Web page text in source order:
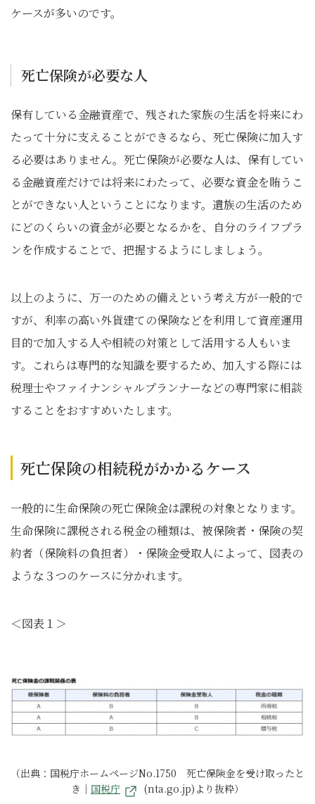
ケースが多いのです。
死亡保険が必要な人
保有している金融資産で、残された家族の生活を将来にわ
たって十分に支えることができるなら、死亡保険に加入す
る必要はありません。死亡保険が必要な人は、保有してい
る金融資産だけでは将来にわたって、必要な資金を賄うこ
とができない人ということになります。遺族の生活のため
にどのくらいの資金が必要となるかを、自分のライフプラ
ンを作成することで、把握するようにしましょう。
以上のように、万一のための備えという考え方が一般的で
すが、利率の高い外貨建ての保険などを利用して資産運用
目的で加入する人や相続の対策として活用する人もいま
す。これらは専門的な知識を要するため、加入する際には
税理士やファイナンシャルプランナーなどの専門家に相談
することをおすすめいたします。
死亡保険の相続税がかかるケース
一般的に生命保険の死亡保険金は課税の対象となります。
生命保険に課税される税金の種類は、被保険者・保険の契
約者（保険料の負担者）・保険金受取人によって、図表の
ような３つのケースに分かれます。
＜図表１＞
（出典：国税庁ホームページNo.1750 死亡保険金を受け取ったと
き｜ 国税庁 (nta.go.jp)より抜粋）